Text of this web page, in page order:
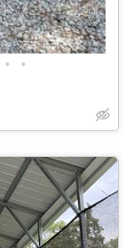
• •